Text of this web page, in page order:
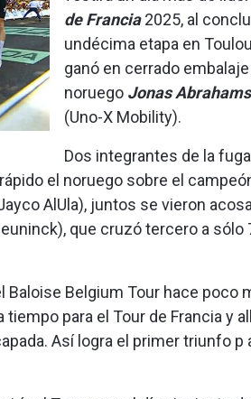
de Francia2025, al
undécima etapa en
ganó en cerrado embalaje
noruego Jonas
(Uno-X Mobility).
Dos integrantes de la
el noruego sobre el
AlUla), juntos se vieron
que cruzó tercero a sólo
Belgium Tour hace poco
para el Tour de Francia y
Así logra el primer triunfo p